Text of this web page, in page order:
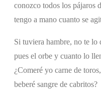
conozco todos los pájaros
tengo a mano cuanto se
Si tuviera hambre, no te lo
pues el orbe y cuanto lo
¿Comeré yo carne de toros,
beberé sangre de cabritos?